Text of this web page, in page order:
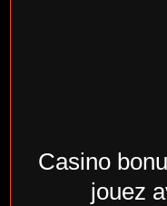
Casino
jouez